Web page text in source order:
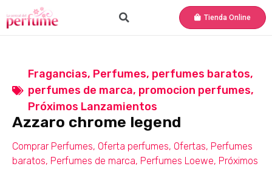
Tienda Online
Fragancias, Perfumes, perfumes baratos,
perfumes de marca, promocion perfumes,
Próximos Lanzamientos
Azzaro chrome legend
Comprar Perfumes, Oferta perfumes, Ofertas, Perfumes
baratos, Perfumes de marca, Perfumes Loewe, Próximos